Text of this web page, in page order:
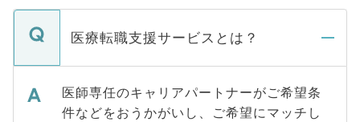
医療転職支援サービスとは？
医師専任のキャリアパートナーがご希望条
件などをおうかがいし、ご希望にマッチし